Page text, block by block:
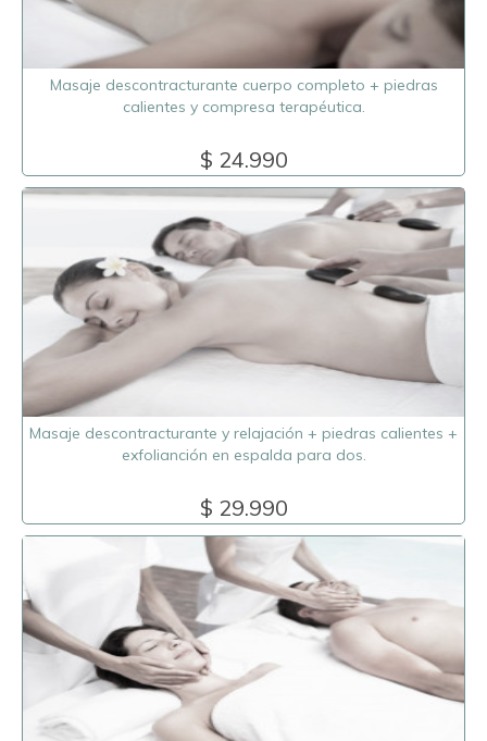
Masaje descontracturante cuerpo completo + piedras
calientes y compresa terapéutica.
$ 24.990
Masaje descontracturante y relajación + piedras calientes +
exfolianción en espalda para dos.
$ 29.990